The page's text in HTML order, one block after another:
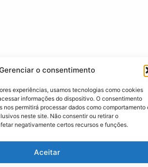
o consentimento
experiências, usamos tecnologias como cookies
informações do dispositivo. O consentimento
nos permitirá processar dados como comportamento
neste site. Não consentir ou retirar o
negativamente certos recursos e funções.
Aceitar